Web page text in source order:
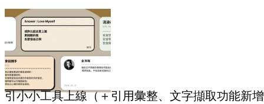
引小小工具上線（＋引用彙整、文字擷取功能新